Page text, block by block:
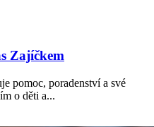
Zajíčkem
pomoc, poradenství a své
o děti a...